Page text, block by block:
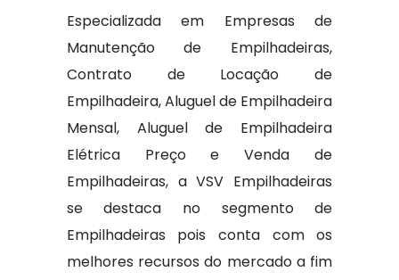
Especializada em Empresas de
Manutenção de Empilhadeiras,
Contrato de Locação de
Empilhadeira, Aluguel de Empilhadeira
Mensal, Aluguel de Empilhadeira
Elétrica Preço e Venda de
Empilhadeiras, a VSV Empilhadeiras
se destaca no segmento de
Empilhadeiras pois conta com os
melhores recursos do mercado a fim